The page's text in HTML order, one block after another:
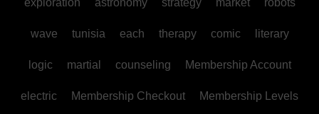
exploration astronomy strategy market robots
wave tunisia each therapy comic literary
logic martial counseling Membership Account
electric Membership Checkout Membership Levels